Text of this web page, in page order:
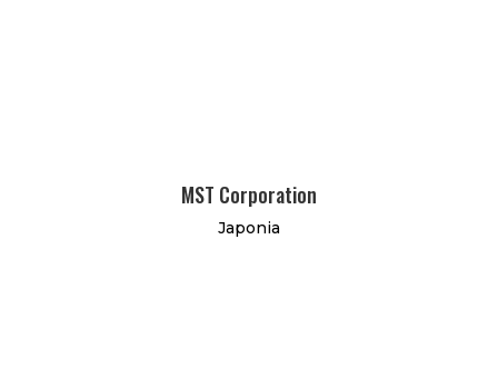
MST Corporation
Japonia